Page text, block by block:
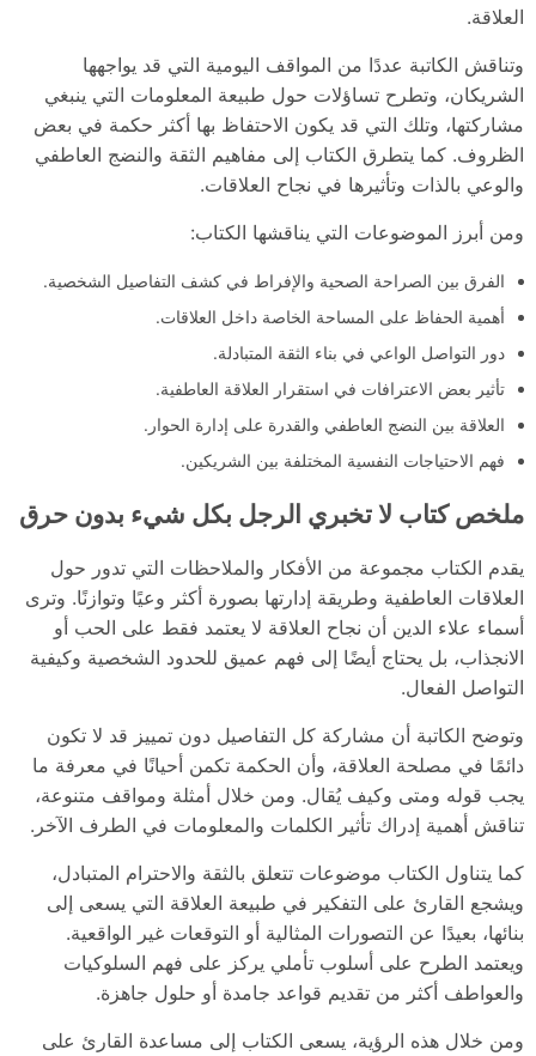
العلاقة.
وتناقش الكاتبة عددًا من المواقف اليومية التي قد يواجهها
الشريكان، وتطرح تساؤلات حول طبيعة المعلومات التي ينبغي
مشاركتها، وتلك التي قد يكون الاحتفاظ بها أكثر حكمة في بعض
الظروف. كما يتطرق الكتاب إلى مفاهيم الثقة والنضج العاطفي
والوعي بالذات وتأثيرها في نجاح العلاقات.
ومن أبرز الموضوعات التي يناقشها الكتاب:
الفرق بين الصراحة الصحية والإفراط في كشف التفاصيل الشخصية.
أهمية الحفاظ على المساحة الخاصة داخل العلاقات.
دور التواصل الواعي في بناء الثقة المتبادلة.
تأثير بعض الاعترافات في استقرار العلاقة العاطفية.
العلاقة بين النضج العاطفي والقدرة على إدارة الحوار.
فهم الاحتياجات النفسية المختلفة بين الشريكين.
ملخص كتاب لا تخبري الرجل بكل شيء بدون حرق
يقدم الكتاب مجموعة من الأفكار والملاحظات التي تدور حول
العلاقات العاطفية وطريقة إدارتها بصورة أكثر وعيًا وتوازنًا. وترى
أسماء علاء الدين أن نجاح العلاقة لا يعتمد فقط على الحب أو
الانجذاب، بل يحتاج أيضًا إلى فهم عميق للحدود الشخصية وكيفية
التواصل الفعال.
وتوضح الكاتبة أن مشاركة كل التفاصيل دون تمييز قد لا تكون
دائمًا في مصلحة العلاقة، وأن الحكمة تكمن أحيانًا في معرفة ما
يجب قوله ومتى وكيف يُقال. ومن خلال أمثلة ومواقف متنوعة،
تناقش أهمية إدراك تأثير الكلمات والمعلومات في الطرف الآخر.
كما يتناول الكتاب موضوعات تتعلق بالثقة والاحترام المتبادل،
ويشجع القارئ على التفكير في طبيعة العلاقة التي يسعى إلى
بنائها، بعيدًا عن التصورات المثالية أو التوقعات غير الواقعية.
ويعتمد الطرح على أسلوب تأملي يركز على فهم السلوكيات
والعواطف أكثر من تقديم قواعد جامدة أو حلول جاهزة.
ومن خلال هذه الرؤية، يسعى الكتاب إلى مساعدة القارئ على